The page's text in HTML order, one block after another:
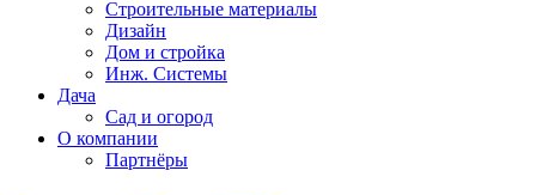
Строительные материалы
Дизайн
Дом и стройка
Инж. Системы
Дача
Сад и огород
О компании
Партнёры